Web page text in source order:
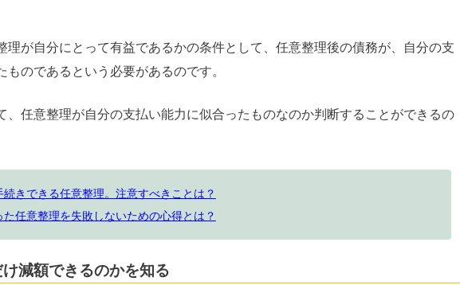
理が自分にとって有益であるかの条件として、任意整理後の債務が、自分の支
ものであるという必要があるのです。
、任意整理が自分の支払い能力に似合ったものなのか判断することができるの
続きできる任意整理。注意すべきことは？
た任意整理を失敗しないための心得とは？
減額できるのかを知る